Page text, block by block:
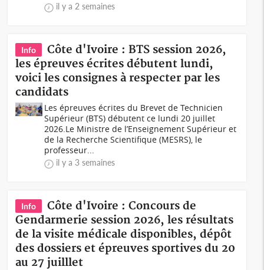
il y a 2 semaines
Info
Côte d'Ivoire : BTS session 2026,
les épreuves écrites débutent lundi,
voici les consignes à respecter par les
candidats
Les épreuves écrites du Brevet de Technicien
Supérieur (BTS) débutent ce lundi 20 juillet
2026.Le Ministre de l’Enseignement Supérieur et
de la Recherche Scientifique (MESRS), le
professeur...
il y a 3 semaines
Info
Côte d'Ivoire : Concours de
Gendarmerie session 2026, les résultats
de la visite médicale disponibles, dépôt
des dossiers et épreuves sportives du 20
au 27 juilllet